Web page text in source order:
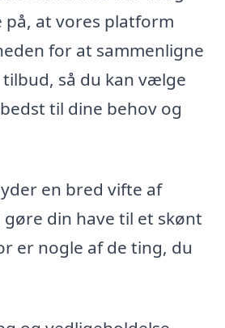
på, at vores platform
for at sammenligne
så du kan vælge
til dine behov og
en bred vifte af
gøre din have til et skønt
er nogle af de ting, du